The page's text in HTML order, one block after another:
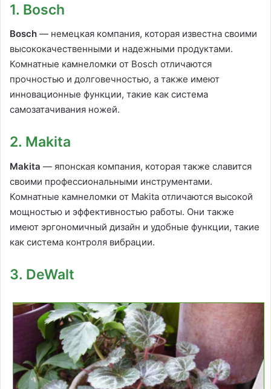
1. Bosch
Bosch — немецкая компания, которая известна своими
высококачественными и надежными продуктами.
Комнатные камнеломки от Bosch отличаются
прочностью и долговечностью, а также имеют
инновационные функции, такие как система
самозатачивания ножей.
2. Makita
Makita — японская компания, которая также славится
своими профессиональными инструментами.
Комнатные камнеломки от Makita отличаются высокой
мощностью и эффективностью работы. Они также
имеют эргономичный дизайн и удобные функции, такие
как система контроля вибрации.
3. DeWalt